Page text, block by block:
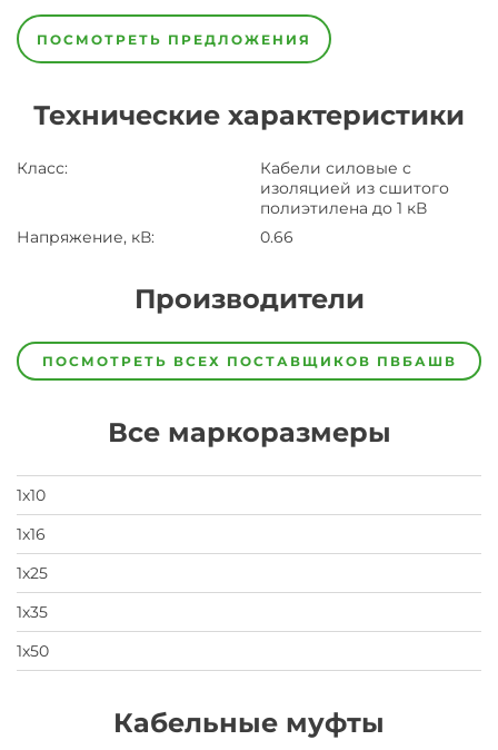
ПОСМОТРЕТЬ ПРЕДЛОЖЕНИЯ
Технические характеристики
Класс:
Кабели силовые с
изоляцией из сшитого
полиэтилена до 1 кВ
Напряжение, кВ: 0.66
Производители
Завод Завод-
изготовитель
заявка
на
ПОСМОТРЕТЬ ВСЕХ ПОСТАВЩИКОВ ПВБАШВ
Все маркоразмеры
1х10
1х16
1х25
1х35
1х50
Кабельные муфты